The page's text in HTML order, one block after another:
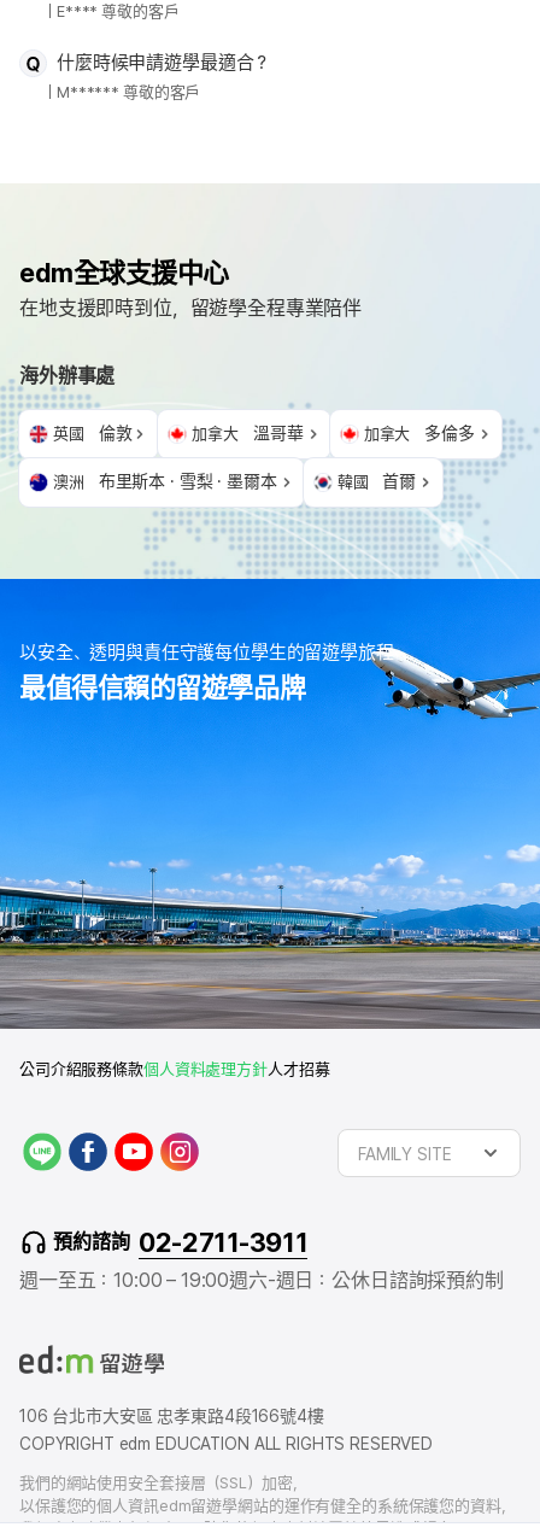
E**** 尊敬的客戶
什麼時候申請遊學最適合？
M****** 尊敬的客戶
edm全球支援中心
在地支援即時到位，留遊學全程專業陪伴
海外辦事處
英國 倫敦 加拿大 溫哥華 加拿大 多倫多
澳洲 布里斯本 · 雪梨 · 墨爾本 韓國 首爾
以安全、透明與責任守護每位學生的留遊學旅程
最值得信賴的留遊學品牌
公司介紹服務條款個人資料處理方針人才招募
L
f
a
b
o
y
o
u
e
a
r
FAMILY SITE
預約諮詢 02-2711-3911
週一至五：10:00 – 19:00週六-週日：公休日 諮詢採預約制
106 台北市大安區 忠孝東路4段166號4樓
COPYRIGHT edm EDUCATION ALL RIGHTS RESERVED
我們的網站使用安全套接層（SSL）加密，
以保護您的個人資訊edm留遊學網站的運作有健全的系統保護您的資料，
我們也有賠償責任保險，以防您的個人資料洩露給外界造成損害